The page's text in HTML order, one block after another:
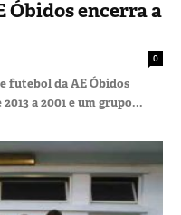
Óbidos encerra a
0
futebol da AE Óbidos
a 2001 e um grupo...